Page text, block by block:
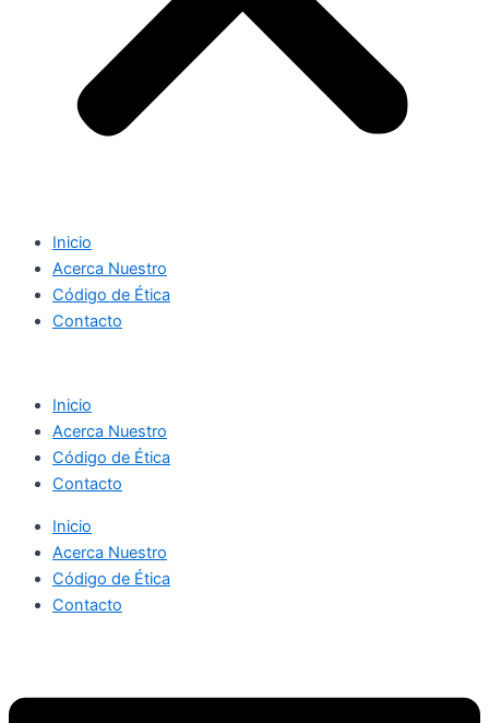
Inicio
Acerca Nuestro
Código de Ética
Contacto
Inicio
Acerca Nuestro
Código de Ética
Contacto
Inicio
Acerca Nuestro
Código de Ética
Contacto